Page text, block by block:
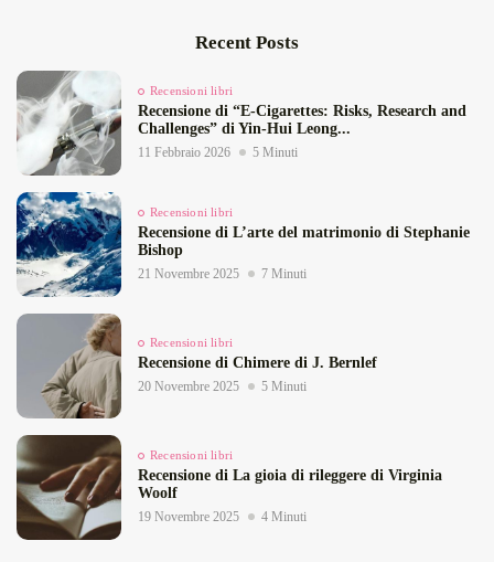
Recent Posts
Recensioni libri
Recensione di “E‑Cigarettes: Risks, Research and
Challenges” di Yin‑Hui Leong...
11 Febbraio 2026 5 Minuti
Recensioni libri
Recensione di L’arte del matrimonio di Stephanie
Bishop
21 Novembre 2025 7 Minuti
Recensioni libri
Recensione di Chimere di J. Bernlef
20 Novembre 2025 5 Minuti
Recensioni libri
Recensione di La gioia di rileggere di Virginia
Woolf
19 Novembre 2025 4 Minuti